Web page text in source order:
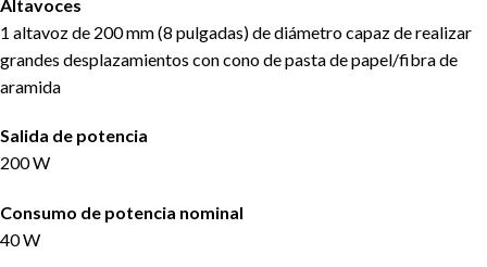
Altavoces
1 altavoz de 200 mm (8 pulgadas) de diámetro capaz de realizar
grandes desplazamientos con cono de pasta de papel/fibra de
aramida
Salida de potencia
200 W
Consumo de potencia nominal
40 W